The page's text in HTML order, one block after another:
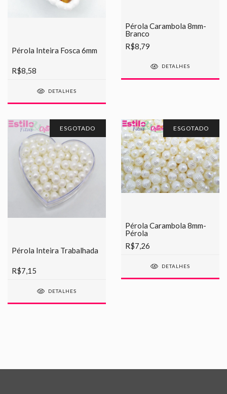
Pérola Inteira Fosca 6mm
R$8,58
DETALHES
Pérola Carambola 8mm-
Branco
R$8,79
DETALHES
ESGOTADO
Pérola Inteira Trabalhada
R$7,15
DETALHES
ESGOTADO
Pérola Carambola 8mm-
Pérola
R$7,26
DETALHES